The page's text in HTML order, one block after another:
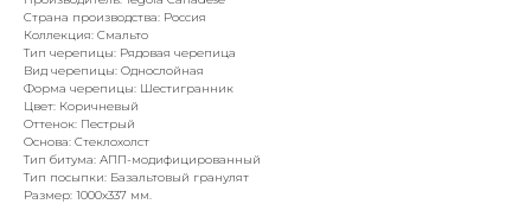
Страна производства: Россия
Коллекция: Смальто
Тип черепицы: Рядовая черепица
Вид черепицы: Однослойная
Форма черепицы: Шестигранник
Цвет: Коричневый
Оттенок: Пестрый
Основа: Стеклохолст
Тип битума: АПП-модифицированный
Тип посыпки: Базальтовый гранулят
Размер: 1000x337 мм.